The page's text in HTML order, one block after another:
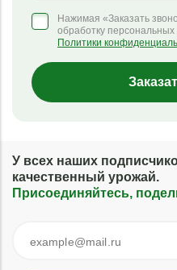
Нажимая «Заказать
обработку
Политики
У всех наших
качественный урожай.
Присоединяйтесь,